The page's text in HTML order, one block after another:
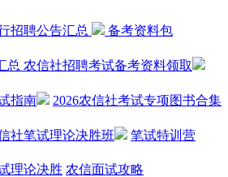
招聘公告汇总
备考资料包
总 农信社招聘考试备考资料领取
指南
2026农信社考试专项图书合集
社笔试理论决胜班
笔试特训营
理论决胜 农信面试攻略